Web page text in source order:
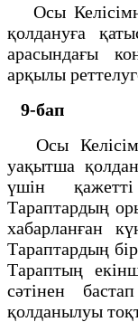
Осы
қолдануға
арасындағы
арқылы
9-бап
Осы Келісім
уақытша
үшін қажетті
Тараптардың
хабарланған
Тараптардың
Тараптың
сәтінен
қолданылуы